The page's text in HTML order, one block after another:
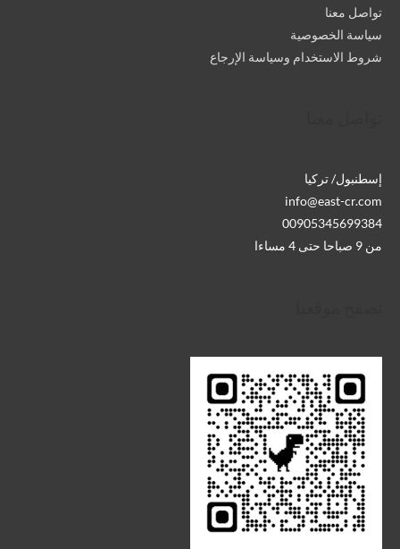
تواصل معنا
سياسة الخصوصية
شروط الاستخدام وسياسة الإرجاع
إسطنبول/ تركيا
info@east-cr.com
00905345699384
من 9 صباحا حتى 4 مساءا